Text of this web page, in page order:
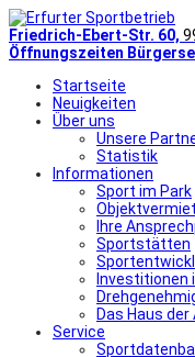
Friedrich-Ebert-Str. 60,
Öffnungszeiten
Startseite
Neuigkeiten
Über uns
Unsere
Statistik
Informationen
Sport im Park
Ihre
Sportstätten
Das Haus
Service